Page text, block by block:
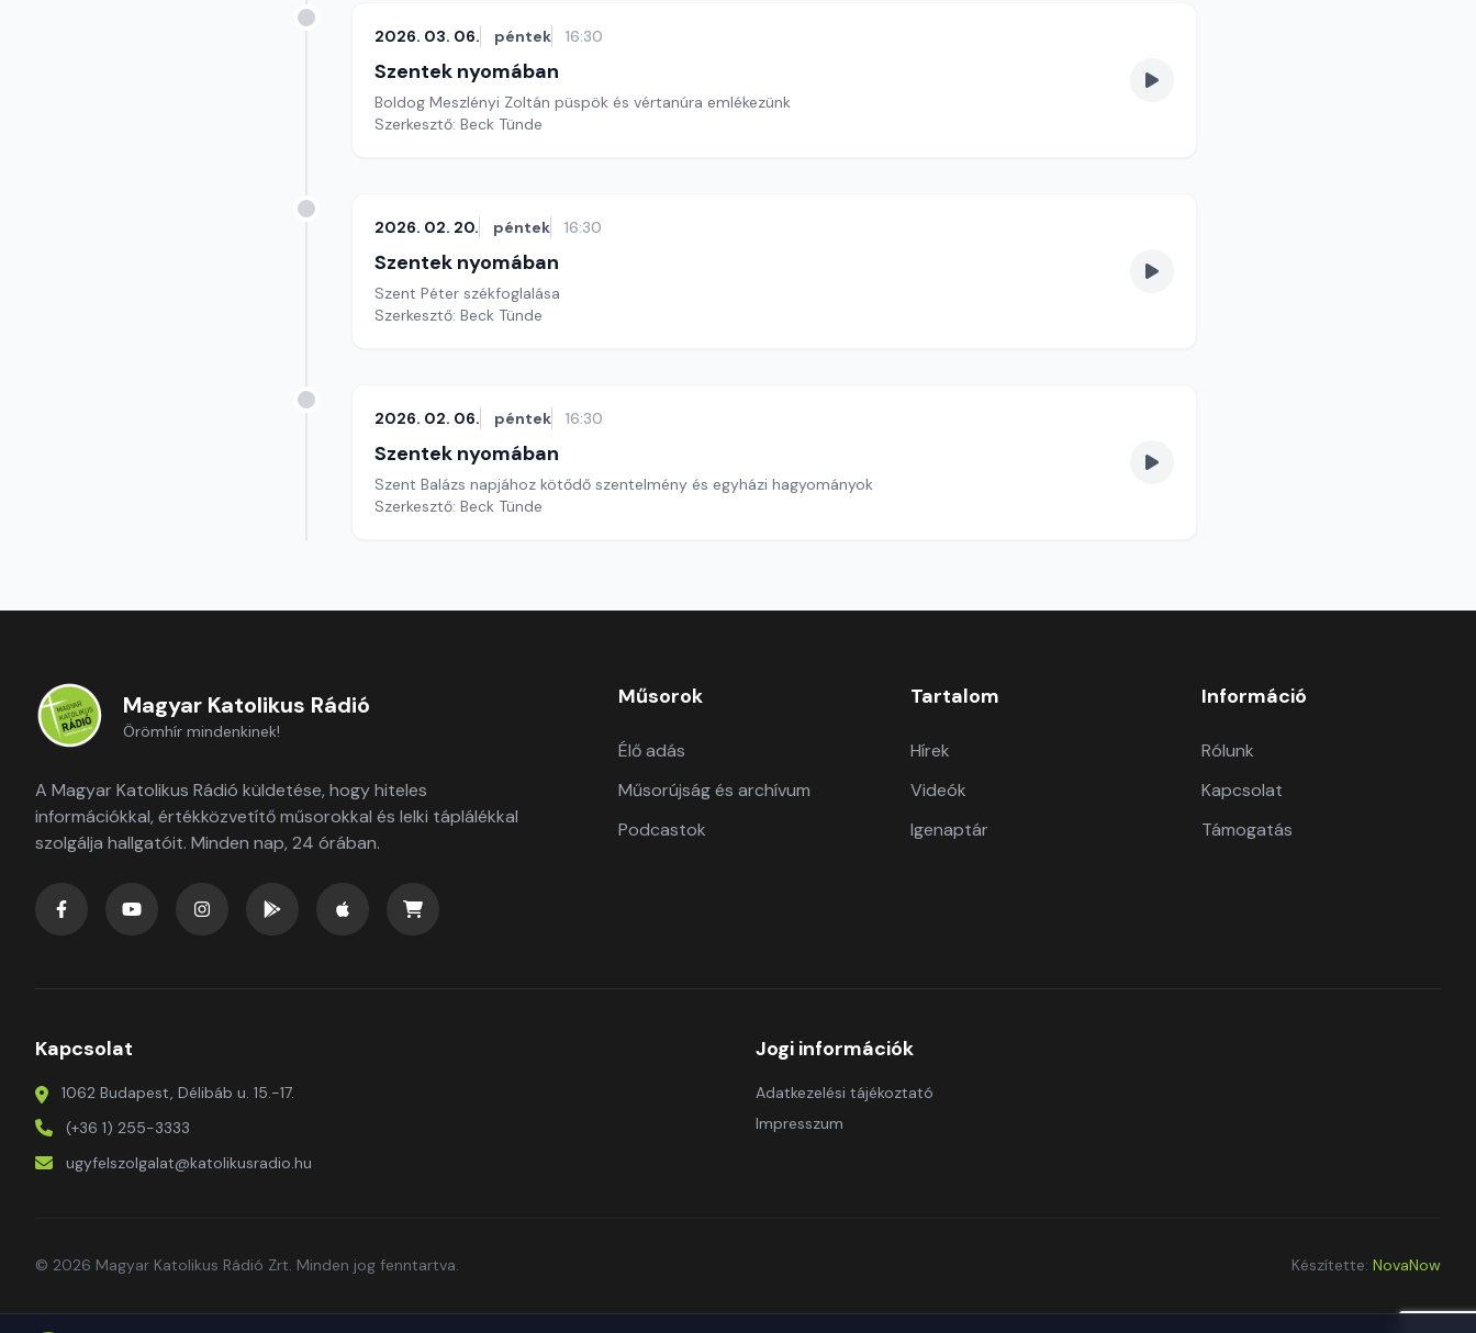
2026. 03. 06. péntek 16:30
Szentek nyomában
Boldog Meszlényi Zoltán püspök és vértanúra emlékezünk
Szerkesztő: Beck Tünde
2026. 02. 20. péntek 16:30
Szentek nyomában
Szent Péter székfoglalása
Szerkesztő: Beck Tünde
2026. 02. 06. péntek 16:30
Szentek nyomában
Szent Balázs napjához kötődő szentelmény és egyházi hagyományok
Szerkesztő: Beck Tünde
Magyar Katolikus Rádió
Örömhír mindenkinek!
A Magyar Katolikus Rádió küldetése, hogy hiteles
információkkal, értékközvetítő műsorokkal és lelki táplálékkal
szolgálja hallgatóit. Minden nap, 24 órában.
Műsorok
Élő adás
Műsorújság és archívum
Podcastok
Tartalom
Hírek
Videók
Igenaptár
Információ
Rólunk
Kapcsolat
Támogatás
Kapcsolat
1062 Budapest, Délibáb u. 15.-17.
(+36 1) 255-3333
ugyfelszolgalat@katolikusradio.hu
Jogi információk
Adatkezelési tájékoztató
Impresszum
© 2026 Magyar Katolikus Rádió Zrt. Minden jog fenntartva. Készítette: NovaNow